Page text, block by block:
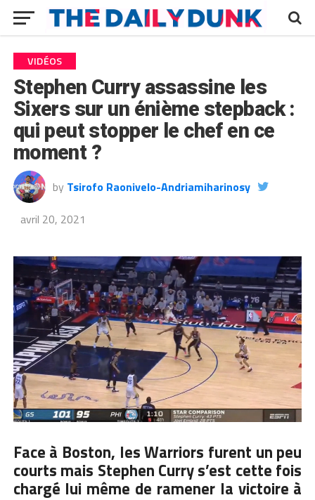
VIDÉOS
Stephen Curry assassine les
Sixers sur un énième stepback :
qui peut stopper le chef en ce
moment ?
by Tsirofo Raonivelo-Andriamiharinosy
avril 20, 2021
Face à Boston, les Warriors furent un peu
courts mais Stephen Currys’est cette fois
chargé lui même de ramener la victoire à